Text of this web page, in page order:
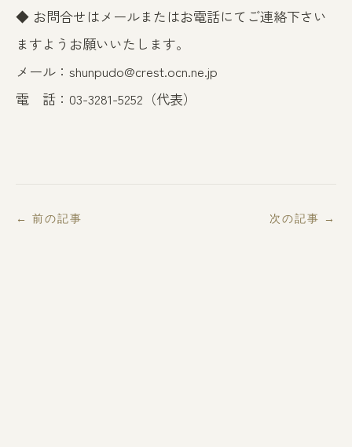
◆ お問合せはメールまたはお電話にてご連絡下さい
ますようお願いいたします。
メール： shunpudo@crest.ocn.ne.jp
電 話：03-3281-5252（代表）
← 前の記事 次の記事 →